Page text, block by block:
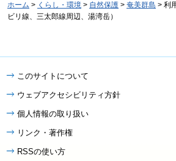
ホーム > くらし・環境 > 自然保護 > 奄美群島 > 利
ビリ線、三太郎線周辺、湯湾岳）
このサイトについて
ウェブアクセシビリティ方針
個人情報の取り扱い
リンク・著作権
RSSの使い方